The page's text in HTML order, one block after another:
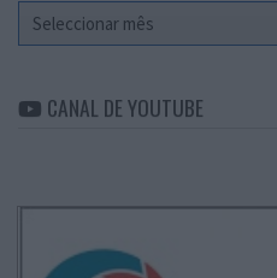
Arquivo
CANAL DE YOUTUBE